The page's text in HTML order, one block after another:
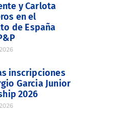
y Carlota
en el
de España
inscripciones
Garcia Junior
2026